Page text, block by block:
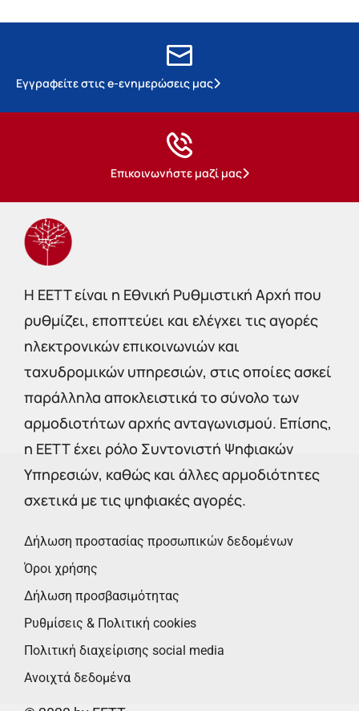
Εγγραφείτε στις e-ενημερώσεις μας
Επικοινωνήστε μαζί μας
Η EETT είναι η Εθνική Ρυθμιστική Αρχή που
ρυθμίζει, εποπτεύει και ελέγχει τις αγορές
ηλεκτρονικών επικοινωνιών και
ταχυδρομικών υπηρεσιών, στις οποίες ασκεί
παράλληλα αποκλειστικά το σύνολο των
αρμοδιοτήτων αρχής ανταγωνισμού. Επίσης,
η ΕΕΤΤ έχει ρόλο Συντονιστή Ψηφιακών
Υπηρεσιών, καθώς και άλλες αρμοδιότητες
σχετικά με τις ψηφιακές αγορές.
Δήλωση προστασίας προσωπικών δεδομένων
Όροι χρήσης
Δήλωση προσβασιμότητας
Ρυθμίσεις & Πολιτική cookies
Πολιτική διαχείρισης social media
Ανοιχτά δεδομένα